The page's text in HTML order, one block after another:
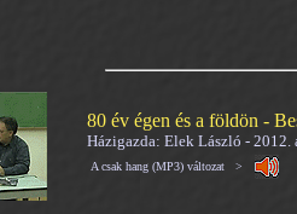
80 év égen és a földön -
Házigazda: Elek László - 2012.
A csak hang (MP3) változat >